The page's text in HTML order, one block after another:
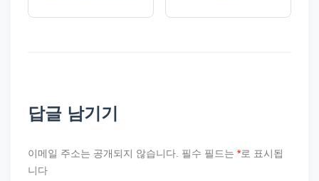
답글 남기기
이메일 주소는 공개되지 않습니다. 필수 필드는 *로 표시됩
니다